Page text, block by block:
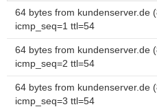
64 bytes from kundenserver.de
icmp_seq=1 ttl=54
64 bytes from kundenserver.de
icmp_seq=2 ttl=54
64 bytes from kundenserver.de
icmp_seq=3 ttl=54